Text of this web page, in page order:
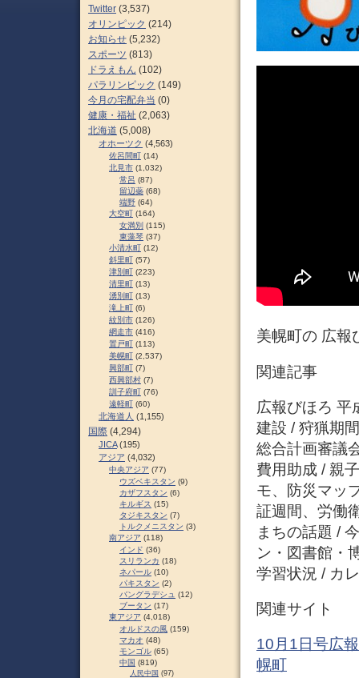
美幌町の 広報
関連記事
広報びほろ 平
建設 / 狩猟期
総合計画審議
費用助成 / 親
モ、防災マッ
証週間、労働
まちの話題 /
ン・図書館・
学習状況 / カ
関連サイト
10月1日号広
幌町
Twitter (3,537)
オリンピック (214)
お知らせ (5,232)
スポーツ (813)
ドラえもん (102)
パラリンピック (149)
今月の宅配弁当 (0)
健康・福祉 (2,063)
北海道 (5,008)
オホーツク (4,563)
佐呂間町 (14)
北見市 (1,032)
常呂 (87)
留辺蘂 (68)
端野 (64)
大空町 (164)
女満別 (115)
東藻琴 (37)
小清水町 (12)
斜里町 (57)
津別町 (223)
清里町 (13)
湧別町 (13)
滝上町 (6)
紋別市 (126)
網走市 (416)
置戸町 (113)
美幌町 (2,537)
興部町 (7)
西興部村 (7)
訓子府町 (76)
遠軽町 (60)
北海道人 (1,155)
国際 (4,294)
JICA(195)
アジア (4,032)
中央アジア (77)
ウズベキスタン (9)
カザフスタン (6)
キルギス (15)
タジキスタン (7)
トルクメニスタン (3)
南アジア (118)
インド (36)
スリランカ (18)
ネパール (10)
パキスタン (2)
バングラデシュ (12)
ブータン (17)
東アジア (4,018)
オルドスの風 (159)
マカオ (48)
モンゴル (65)
中国 (819)
人民中国 (97)